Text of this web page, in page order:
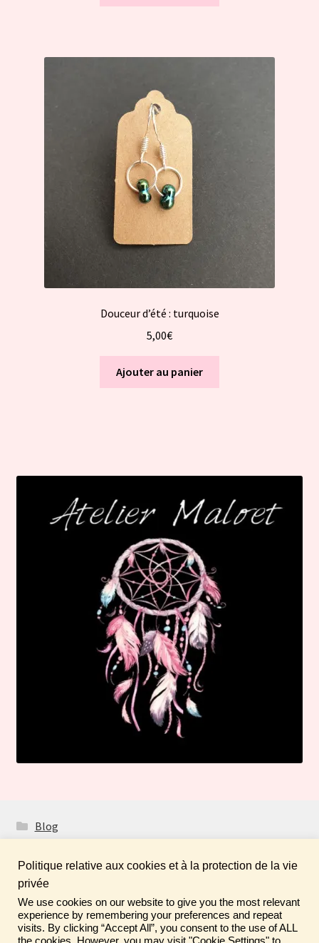
Fais de ta vie un rêve ! N'oublie pas de laisser un
commentaire sur tes achats pour aider la communauté ♡
Douceur d’été : turquoise
5,00€
Ajouter au panier
Blog
© Boutique Atelier Maloet 2026
À propos & CGV
Built with WooCommerce.
Politique relative aux cookies et à la protection de la vie
privée
We use cookies on our website to give you the most relevant
experience by remembering your preferences and repeat
visits. By clicking “Accept All”, you consent to the use of ALL